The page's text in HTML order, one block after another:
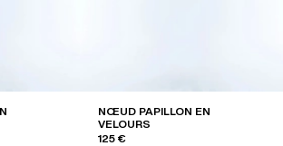
NŒUD PAPILLON EN
VELOURS
125 €